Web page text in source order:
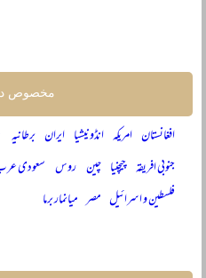
مخصوص
افغانستان امریکہ انڈونیشیا ایران برطانیہ
جنوبی افریقہ چیچنیا چین روس سعودی
فلسطین و اسرائیل مصر میانمار برما